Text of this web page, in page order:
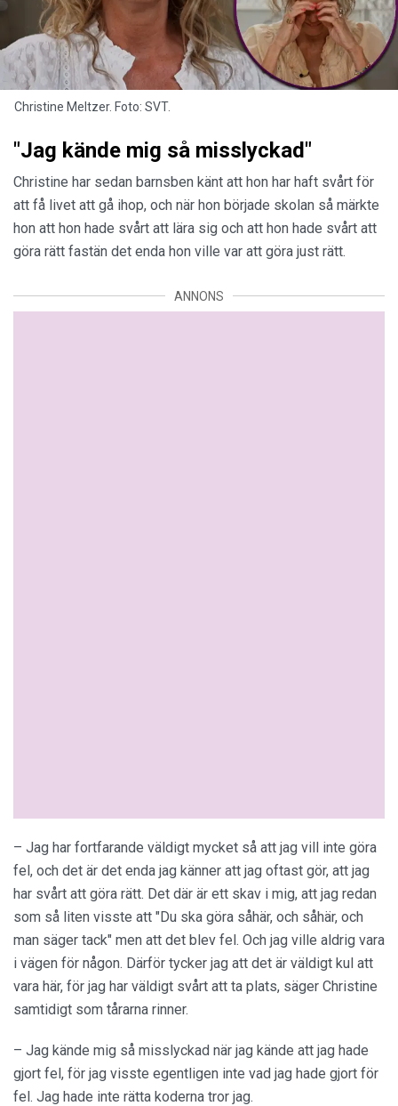
Christine Meltzer. Foto: SVT.
"Jag kände mig så misslyckad"
Christine har sedan barnsben känt att hon har haft svårt för
att få livet att gå ihop, och när hon började skolan så märkte
hon att hon hade svårt att lära sig och att hon hade svårt att
göra rätt fastän det enda hon ville var att göra just rätt.
ANNONS
– Jag har fortfarande väldigt mycket så att jag vill inte göra
fel, och det är det enda jag känner att jag oftast gör, att jag
har svårt att göra rätt. Det där är ett skav i mig, att jag redan
som så liten visste att "Du ska göra såhär, och såhär, och
man säger tack" men att det blev fel. Och jag ville aldrig vara
i vägen för någon. Därför tycker jag att det är väldigt kul att
vara här, för jag har väldigt svårt att ta plats, säger Christine
samtidigt som tårarna rinner.
– Jag kände mig så misslyckad när jag kände att jag hade
gjort fel, för jag visste egentligen inte vad jag hade gjort för
fel. Jag hade inte rätta koderna tror jag.